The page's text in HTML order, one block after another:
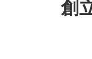
創